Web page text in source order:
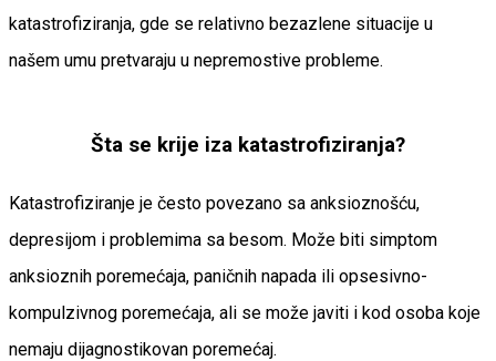
katastrofiziranja, gde se relativno bezazlene situacije u
našem umu pretvaraju u nepremostive probleme.
Šta se krije iza katastrofiziranja?
Katastrofiziranje je često povezano sa anksioznošću,
depresijom i problemima sa besom. Može biti simptom
anksioznih poremećaja, paničnih napada ili opsesivno-
kompulzivnog poremećaja, ali se može javiti i kod osoba koje
nemaju dijagnostikovan poremećaj.